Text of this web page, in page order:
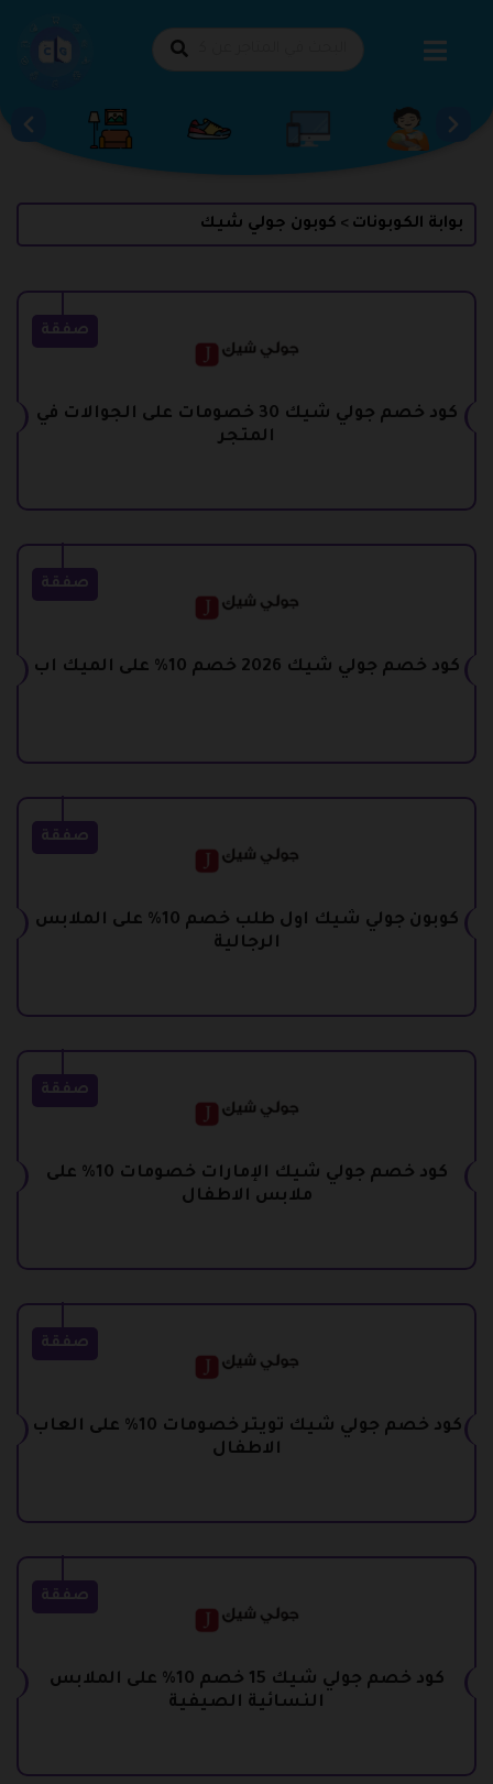
بوابة الكوبونات > كوبون جولي شيك
صفقة
كود خصم جولي شيك 30 خصومات على الجوالات في
المتجر
صفقة
كود خصم جولي شيك 2026 خصم 10% على الميك اب
صفقة
كوبون جولي شيك اول طلب خصم 10% على الملابس
الرجالية
صفقة
كود خصم جولي شيك الإمارات خصومات 10% على
ملابس الاطفال
صفقة
كود خصم جولي شيك تويتر خصومات 10% على العاب
الاطفال
صفقة
كود خصم جولي شيك 15 خصم 10% على الملابس
النسائية الصيفية